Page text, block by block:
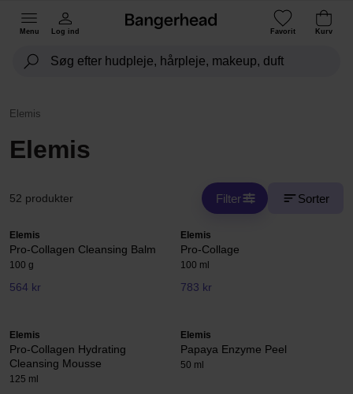
Menu Log ind Favorit Kurv
Elemis
Elemis
52 produkter Filter Sorter
Elemis
Pro-Collagen Cleansing Balm
100 g
564 kr
Elemis
Pro-Collage
100 ml
783 kr
Elemis
Pro-Collagen Hydrating
Cleansing Mousse
125 ml
Elemis
Papaya Enzyme Peel
50 ml